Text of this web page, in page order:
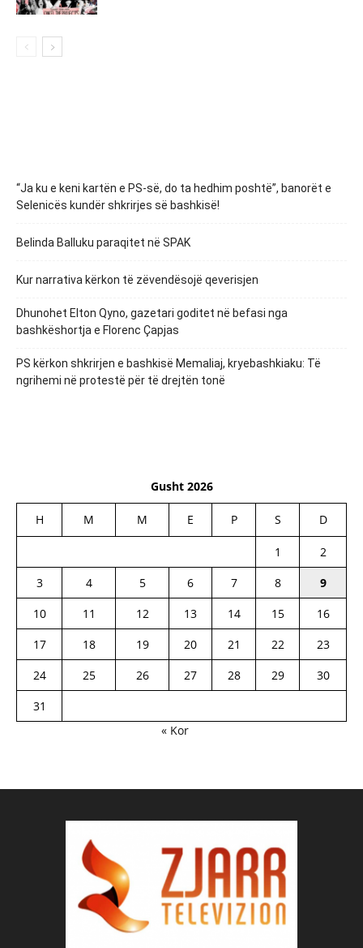
“Ja ku e keni kartën e PS-së, do ta hedhim poshtë”, banorët e
Selenicës kundër shkrirjes së bashkisë!
Belinda Balluku paraqitet në SPAK
Kur narrativa kërkon të zëvendësojë qeverisjen
Dhunohet Elton Qyno, gazetari goditet në befasi nga
bashkëshortja e Florenc Çapjas
PS kërkon shkrirjen e bashkisë Memaliaj, kryebashkiaku: Të
ngrihemi në protestë për të drejtën tonë
Gusht 2026
H M M E P S D
1
2
3
4 5 6 7 8
9
10
11 12 13 14 15
16
17
18 19 20 21 22
23
24
25 26 27 28 29
30
31
« Kor